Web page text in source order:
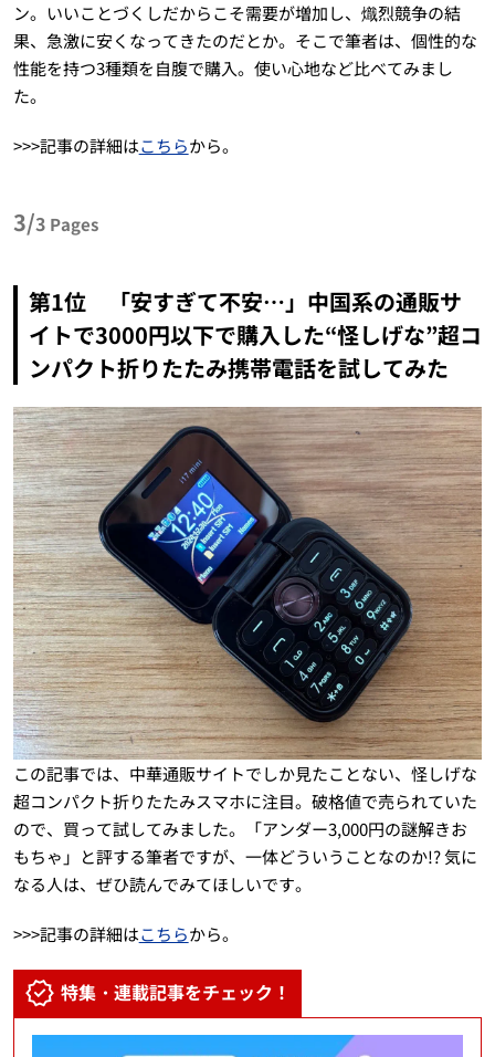
ン。いいことづくしだからこそ需要が増加し、熾烈競争の結
果、急激に安くなってきたのだとか。そこで筆者は、個性的な
性能を持つ3種類を自腹で購入。使い心地など比べてみまし
た。
>>>記事の詳細はこちらから。
3/3 Pages
第1位 「安すぎて不安…」中国系の通販サ
イトで3000円以下で購入した“怪しげな”超コ
ンパクト折りたたみ携帯電話を試してみた
この記事では、中華通販サイトでしか見たことない、怪しげな
超コンパクト折りたたみスマホに注目。破格値で売られていた
ので、買って試してみました。「アンダー3,000円の謎解きお
もちゃ」と評する筆者ですが、一体どういうことなのか!? 気に
なる人は、ぜひ読んでみてほしいです。
>>>記事の詳細はこちらから。
特集・連載記事をチェック！